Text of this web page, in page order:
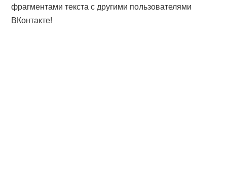
фрагментами текста с другими пользователями
ВКонтакте!